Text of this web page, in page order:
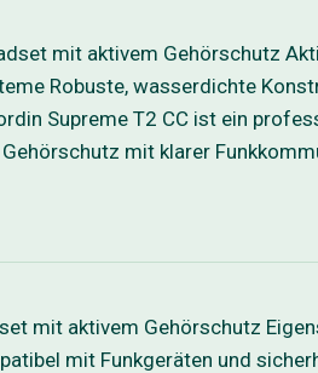
mit aktivem Gehörschutz
Robuste, wasserdichte
Supreme T2 CC ist ein
mit klarer
mit aktivem Gehörschutz
mit Funkgeräten und